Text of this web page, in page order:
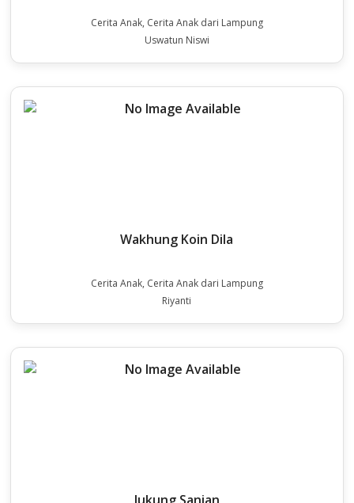
Cerita Anak, Cerita Anak dari Lampung
Uswatun Niswi
Wakhung Koin Dila
Cerita Anak, Cerita Anak dari Lampung
Riyanti